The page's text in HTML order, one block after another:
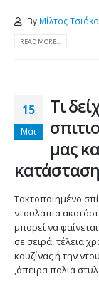
By Μίλτος
READ MORE...
15
Μάι
Τι
μας
Τακτοποιημένο
ντουλάπια
μπορεί να
σε σειρά, τέλεια
κουζίνας ή την
,άπειρα παλιά